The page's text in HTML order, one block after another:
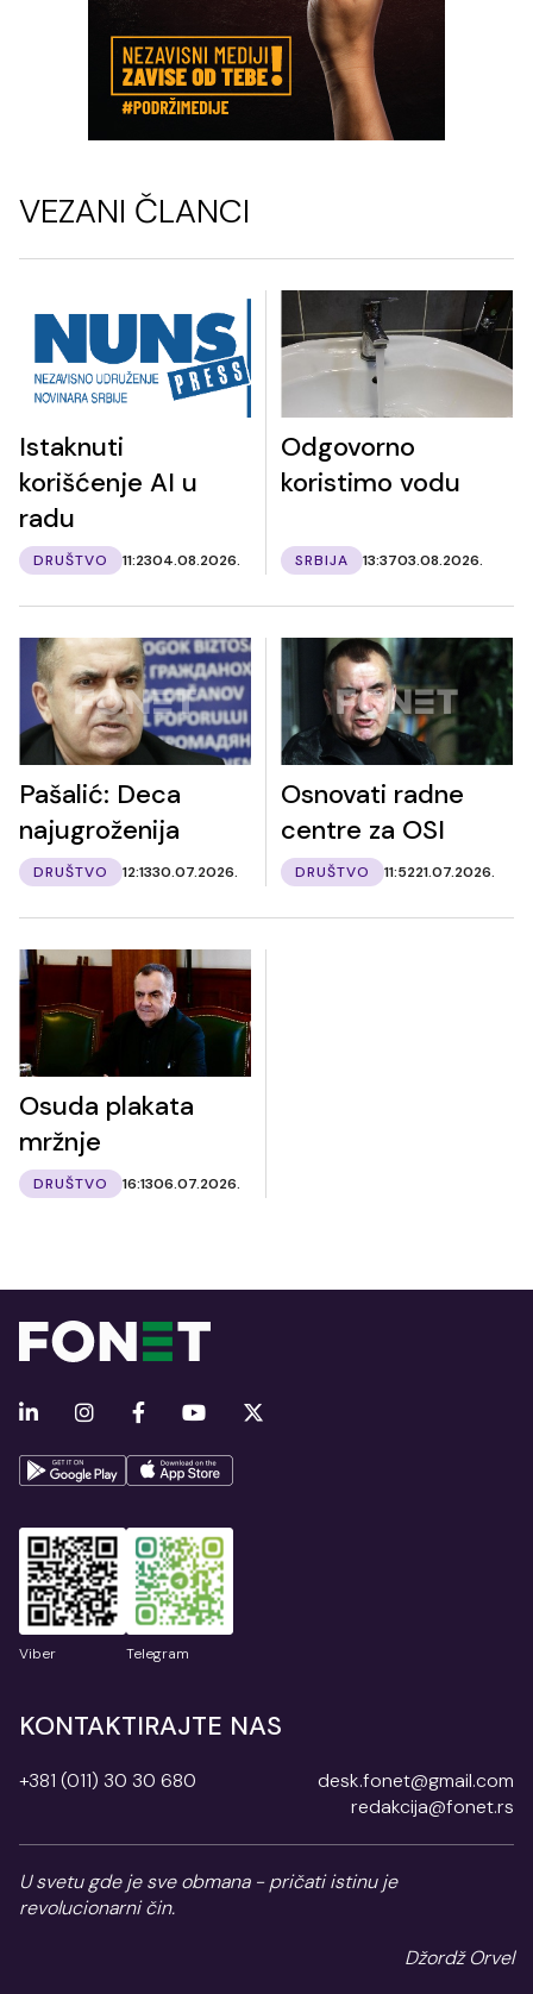
VEZANI ČLANCI
Istaknuti
korišćenje AI u
radu
DRUŠTVO 11:2304.08.2026.
Odgovorno
koristimo vodu
SRBIJA 13:3703.08.2026.
Pašalić: Deca
najugroženija
DRUŠTVO 12:1330.07.2026.
Osnovati radne
centre za OSI
DRUŠTVO 11:5221.07.2026.
Osuda plakata
mržnje
DRUŠTVO 16:1306.07.2026.
Viber Telegram
KONTAKTIRAJTE NAS
+381 (011) 30 30 680
desk.fonet@gmail.com
redakcija@fonet.rs
U svetu gde je sve obmana - pričati istinu je
revolucionarni čin.
Džordž Orvel